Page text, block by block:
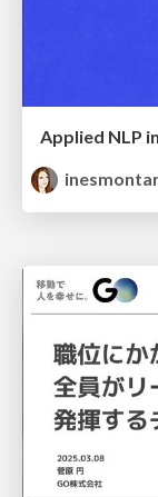
Applied NLP